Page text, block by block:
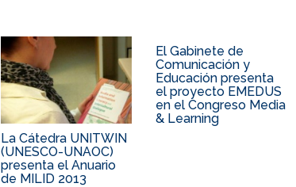
La Cátedra UNITWIN
(UNESCO-UNAOC)
presenta el Anuario
de MILID 2013
El Gabinete de
Comunicación y
Educación presenta
el proyecto EMEDUS
en el Congreso Media
& Learning